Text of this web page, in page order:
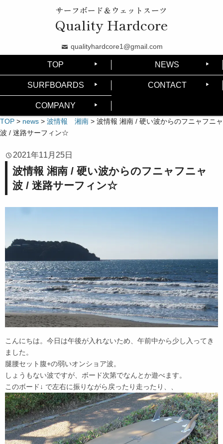
サーフボード＆ウェットスーツ
Quality Hardcore
qualityhardcore1@gmail.com
TOP NEWS
SURFBOARDS CONTACT
COMPANY
TOP > news > 波情報 湘南 > 波情報 湘南 / 硬い波からのフニャフニャ
波 / 迷路サーフィン☆
2021年11月25日
波情報 湘南 / 硬い波からのフニャフニャ
波 / 迷路サーフィン☆
こんにちは。今日は午後が入れないため、午前中から少し入ってき
ました。
腿腰セット腹+の弱いオンショア波。
しょうもない波ですが、ボード次第でなんとか遊べます。
このボード↓ で左右に振りながら戻ったり走ったり、、